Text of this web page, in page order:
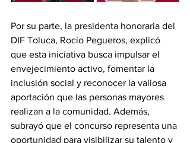
Por su parte, la presidenta honoraria del
DIF Toluca, Rocío Pegueros, explicó
que esta iniciativa busca impulsar el
envejecimiento activo, fomentar la
inclusión social y reconocer la valiosa
aportación que las personas mayores
realizan a la comunidad. Además,
subrayó que el concurso representa una
oportunidad para visibilizar su talento y